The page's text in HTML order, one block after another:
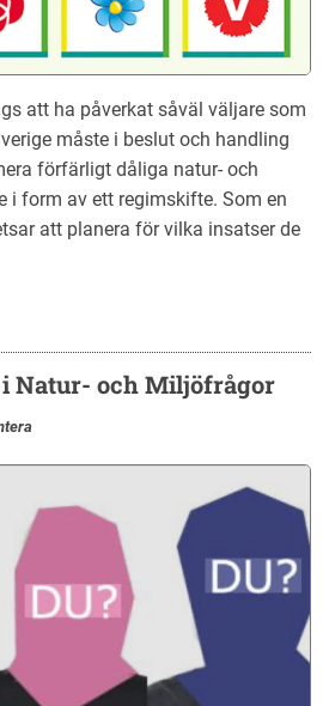
att ha påverkat såväl väljare som
måste i beslut och handling
förfärligt dåliga natur- och
i form av ett regimskifte. Som en
att planera för vilka insatser de
Natur- och Miljöfrågor